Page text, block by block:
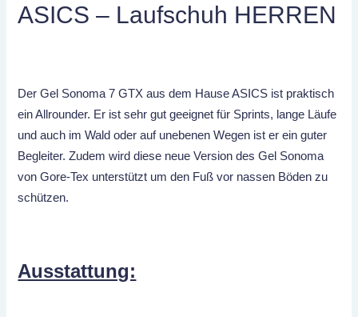
ASICS – Laufschuh HERREN
Der Gel Sonoma 7 GTX aus dem Hause ASICS ist praktisch
ein Allrounder. Er ist sehr gut geeignet für Sprints, lange Läufe
und auch im Wald oder auf unebenen Wegen ist er ein guter
Begleiter. Zudem wird diese neue Version des Gel Sonoma
von Gore-Tex unterstützt um den Fuß vor nassen Böden zu
schützen.
Ausstattung: